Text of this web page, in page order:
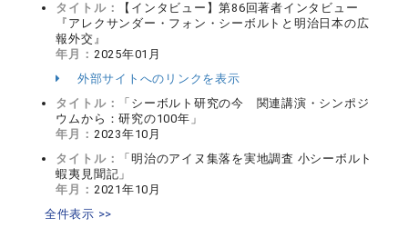
タイトル：
【インタビュー】第86回著者インタビュー
『アレクサンダー・フォン・シーボルトと明治日本の広
報外交』
年月： 2025年01月
外部サイトへのリンクを表示
タイトル：
「シーボルト研究の今 関連講演・シンポジ
ウムから：研究の100年」
年月： 2023年10月
タイトル：
「明治のアイヌ集落を実地調査 小シーボルト
蝦夷見聞記」
年月： 2021年10月
全件表示 >>